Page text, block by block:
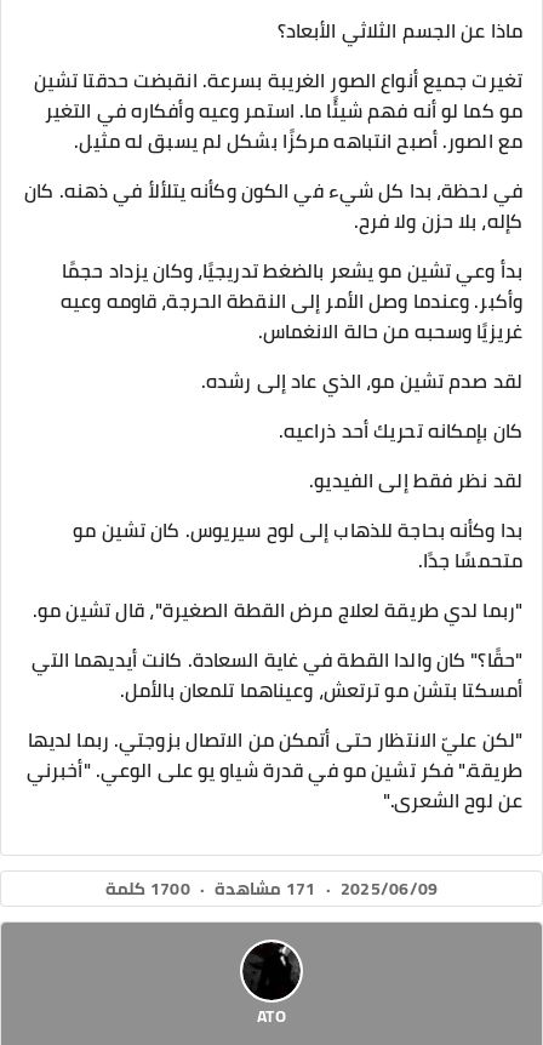
ماذا عن الجسم الثلاثي الأبعاد؟
تغيرت جميع أنواع الصور الغريبة بسرعة. انقبضت حدقتا تشين
مو كما لو أنه فهم شيئًا ما. استمر وعيه وأفكاره في التغير
مع الصور. أصبح انتباهه مركزًا بشكل لم يسبق له مثيل.
في لحظة، بدا كل شيء في الكون وكأنه يتلألأ في ذهنه. كان
كإله، بلا حزن ولا فرح.
بدأ وعي تشين مو يشعر بالضغط تدريجيًا، وكان يزداد حجمًا
وأكبر. وعندما وصل الأمر إلى النقطة الحرجة، قاومه وعيه
غريزيًا وسحبه من حالة الانغماس.
لقد صدم تشين مو، الذي عاد إلى رشده.
كان بإمكانه تحريك أحد ذراعيه.
لقد نظر فقط إلى الفيديو.
بدا وكأنه بحاجة للذهاب إلى لوح سيريوس. كان تشين مو
متحمسًا جدًا.
"ربما لدي طريقة لعلاج مرض القطة الصغيرة"، قال تشين مو.
"حقًا؟" كان والدا القطة في غاية السعادة. كانت أيديهما التي
أمسكتا بتشن مو ترتعش، وعيناهما تلمعان بالأمل.
"لكن عليّ الانتظار حتى أتمكن من الاتصال بزوجتي. ربما لديها
طريقة." فكر تشين مو في قدرة شياو يو على الوعي. "أخبرني
عن لوح الشعرى."
2025/06/09
· 171 مشاهدة · 1700 كلمة
ATO